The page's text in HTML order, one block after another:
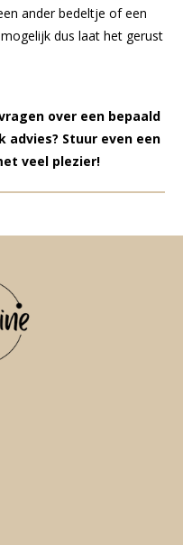
ander bedeltje of een
dus laat het gerust
over een bepaald
Stuur even een
veel plezier!